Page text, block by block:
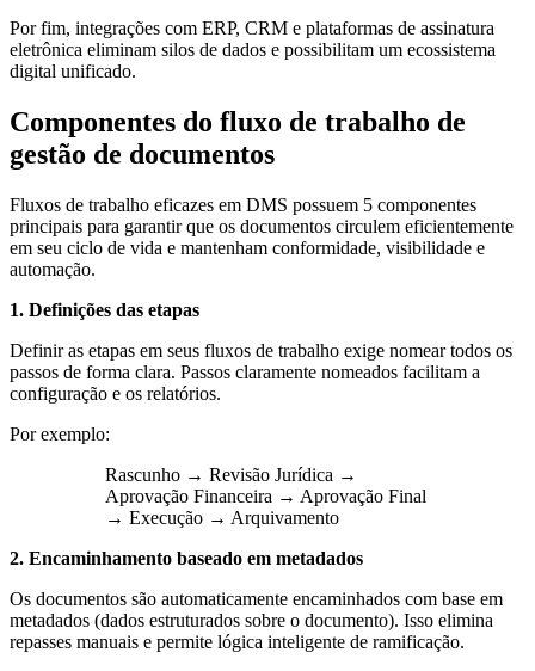
Por fim, integrações com ERP, CRM e plataformas de assinatura
eletrônica eliminam silos de dados e possibilitam um ecossistema
digital unificado.
Componentes do fluxo de trabalho de
gestão de documentos
Fluxos de trabalho eficazes em DMS possuem 5 componentes
principais para garantir que os documentos circulem eficientemente
em seu ciclo de vida e mantenham conformidade, visibilidade e
automação.
1. Definições das etapas
Definir as etapas em seus fluxos de trabalho exige nomear todos os
passos de forma clara. Passos claramente nomeados facilitam a
configuração e os relatórios.
Por exemplo:
Rascunho → Revisão Jurídica →
Aprovação Financeira → Aprovação Final
→ Execução → Arquivamento
2. Encaminhamento baseado em metadados
Os documentos são automaticamente encaminhados com base em
metadados (dados estruturados sobre o documento). Isso elimina
repasses manuais e permite lógica inteligente de ramificação.